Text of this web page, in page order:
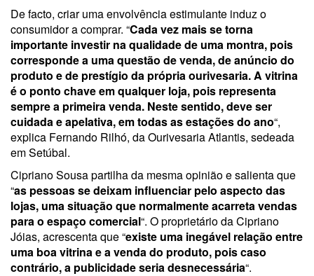
De facto, criar uma envolvência estimulante induz o
consumidor a comprar. “Cada vez mais se torna
importante investir na qualidade de uma montra, pois
corresponde a uma questão de venda, de anúncio do
produto e de prestígio da própria ourivesaria. A vitrina
é o ponto chave em qualquer loja, pois representa
sempre a primeira venda. Neste sentido, deve ser
cuidada e apelativa, em todas as estações do ano“,
explica Fernando Rilhó, da Ourivesaria Atlantis, sedeada
em Setúbal.
Cipriano Sousa partilha da mesma opinião e salienta que
“as pessoas se deixam influenciar pelo aspecto das
lojas, uma situação que normalmente acarreta vendas
para o espaço comercial“. O proprietário da Cipriano
Jóias, acrescenta que “existe uma inegável relação entre
uma boa vitrina e a venda do produto, pois caso
contrário, a publicidade seria desnecessária“.